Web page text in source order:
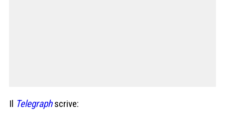
Il Telegraphscrive: